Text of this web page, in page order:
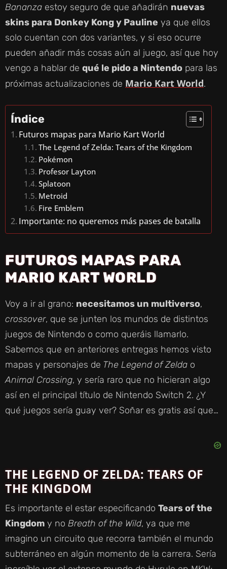
Bananza estoy seguro de que añadirán nuevas
skins para Donkey Kong y Pauline ya que ellos
solo cuentan con dos variantes, y si eso ocurre
pueden añadir más cosas aún al juego, así que hoy
vengo a hablar de qué le pido a Nintendo para las
próximas actualizaciones de Mario Kart World.
Índice
Futuros mapas para Mario Kart World
The Legend of Zelda: Tears of the Kingdom
Pokémon
Profesor Layton
Splatoon
Metroid
Fire Emblem
Importante: no queremos más pases de batalla
FUTUROS MAPAS PARA
MARIO KART WORLD
Voy a ir al grano: necesitamos un multiverso,
crossover, que se junten los mundos de distintos
juegos de Nintendo o como queráis llamarlo.
Sabemos que en anteriores entregas hemos visto
mapas y personajes de The Legend of Zelda o
Animal Crossing, y sería raro que no hicieran algo
así en el principal título de Nintendo Switch 2. ¿Y
qué juegos sería guay ver? Soñar es gratis así que…
THE LEGEND OF ZELDA: TEARS OF
THE KINGDOM
Es importante el estar especificando Tears of the
Kingdom y no Breath of the Wild, ya que me
imagino un circuito que recorra también el mundo
subterráneo en algún momento de la carrera. Sería